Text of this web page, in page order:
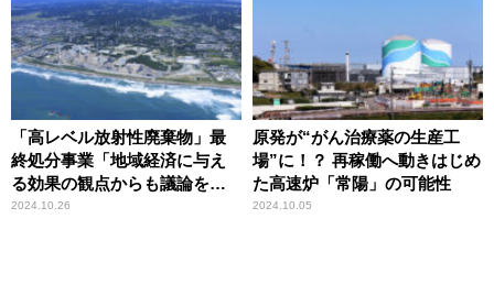
「高レベル放射性廃棄物」最
終処分事業「地域経済に与え
る効果の観点からも議論を」
石川和男が指摘
2024.10.26
原発が“がん治療薬の生産工
場”に！？ 再稼働へ動きはじめ
た高速炉「常陽」の可能性
2024.10.05